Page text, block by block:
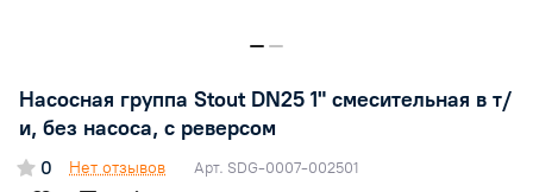
Насосная группа Stout DN25 1" смесительная в т/
и, без насоса, с реверсом
0 Нет отзывов Арт. SDG-0007-002501